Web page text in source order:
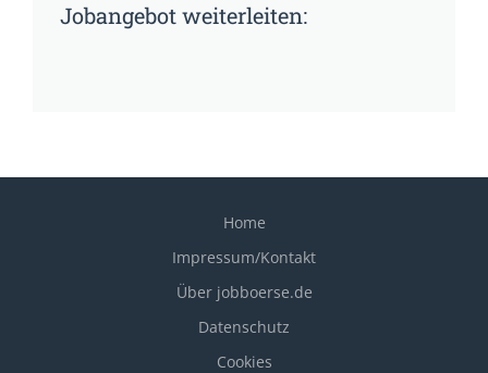
Jobangebot weiterleiten:
Home
Impressum/Kontakt
Über jobboerse.de
Datenschutz
Cookies